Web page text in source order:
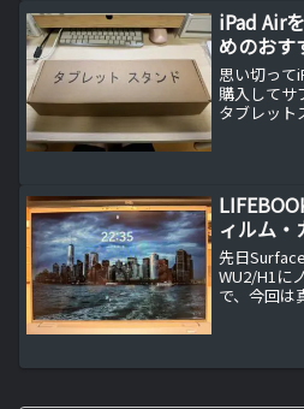
iPad Air
めのおす
思い切って
購入してサ
タブレット
ィルム・
先日
WU2/H1に
で、今回は